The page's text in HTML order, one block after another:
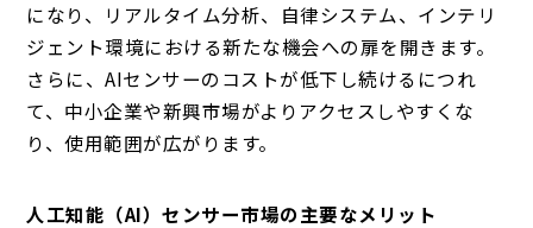
になり、リアルタイム分析、自律システム、インテリ
ジェント環境における新たな機会への扉を開きます。
さらに、AIセンサーのコストが低下し続けるにつれ
て、中小企業や新興市場がよりアクセスしやすくな
り、使用範囲が広がります。
人工知能（AI）センサー市場の主要なメリット